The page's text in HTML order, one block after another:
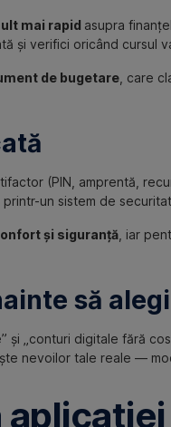
mai rapid asupra
și verifici oricând cursul
de bugetare , care
(PIN, amprentă,
un sistem de
și siguranță , iar
să alegi
și „conturi digitale fără
nevoilor tale reale —